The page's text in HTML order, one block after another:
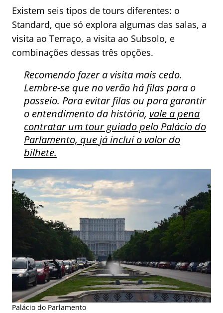
Existem seis tipos de tours diferentes: o
Standard, que só explora algumas das salas, a
visita ao Terraço, a visita ao Subsolo, e
combinações dessas três opções.
Recomendo fazer a visita mais cedo.
Lembre-se que no verão há filas para o
passeio. Para evitar filas ou para garantir
o entendimento da história, vale a pena
contratar um tour guiado pelo Palácio do
Parlamento, que já incluí o valor do
bilhete.
Palácio do Parlamento